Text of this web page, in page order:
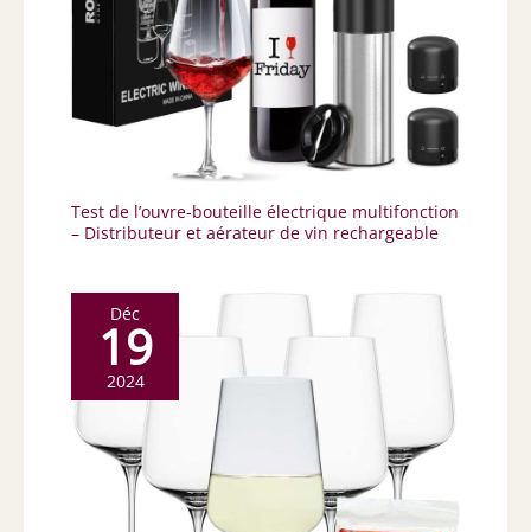
Test de l’ouvre-bouteille électrique multifonction
– Distributeur et aérateur de vin rechargeable
Déc
19
2024